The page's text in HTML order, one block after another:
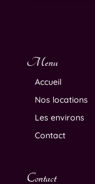
Menu
Accueil
Nos locations
Les environs
Contact
Contact